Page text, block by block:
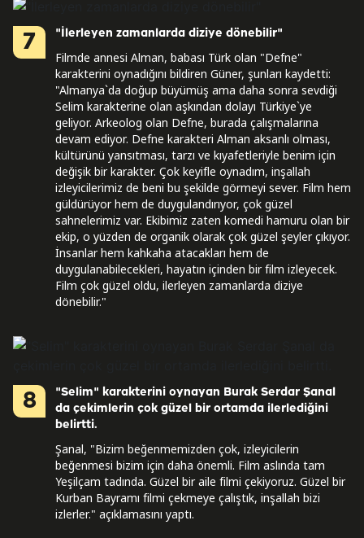
7 "İlerleyen zamanlarda diziye dönebilir"
Filmde annesi Alman, babası Türk olan "Defne"
karakterini oynadığını bildiren Güner, şunları kaydetti:
"Almanya`da doğup büyümüş ama daha sonra sevdiği
Selim karakterine olan aşkından dolayı Türkiye`ye
geliyor. Arkeolog olan Defne, burada çalışmalarına
devam ediyor. Defne karakteri Alman aksanlı olması,
kültürünü yansıtması, tarzı ve kıyafetleriyle benim için
değişik bir karakter. Çok keyifle oynadım, inşallah
izleyicilerimiz de beni bu şekilde görmeyi sever. Film hem
güldürüyor hem de duygulandırıyor, çok güzel
sahnelerimiz var. Ekibimiz zaten komedi hamuru olan bir
ekip, o yüzden de organik olarak çok güzel şeyler çıkıyor.
İnsanlar hem kahkaha atacakları hem de
duygulanabilecekleri, hayatın içinden bir film izleyecek.
Film çok güzel oldu, ilerleyen zamanlarda diziye
dönebilir."
8
"Selim" karakterini oynayan Burak Serdar Şanal
da çekimlerin çok güzel bir ortamda ilerlediğini
belirtti.
Şanal, "Bizim beğenmemizden çok, izleyicilerin
beğenmesi bizim için daha önemli. Film aslında tam
Yeşilçam tadında. Güzel bir aile filmi çekiyoruz. Güzel bir
Kurban Bayramı filmi çekmeye çalıştık, inşallah bizi
izlerler." açıklamasını yaptı.